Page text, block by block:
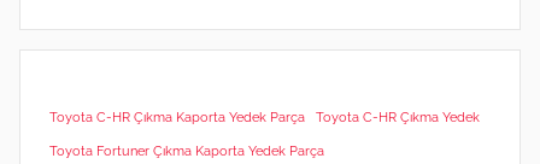
Toyota C-HR Çıkma Kaporta Yedek Parça Toyota C-HR Çıkma Yedek
Toyota Fortuner Çıkma Kaporta Yedek Parça